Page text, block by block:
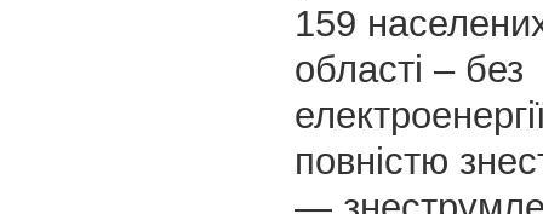
159
області – без
повністю